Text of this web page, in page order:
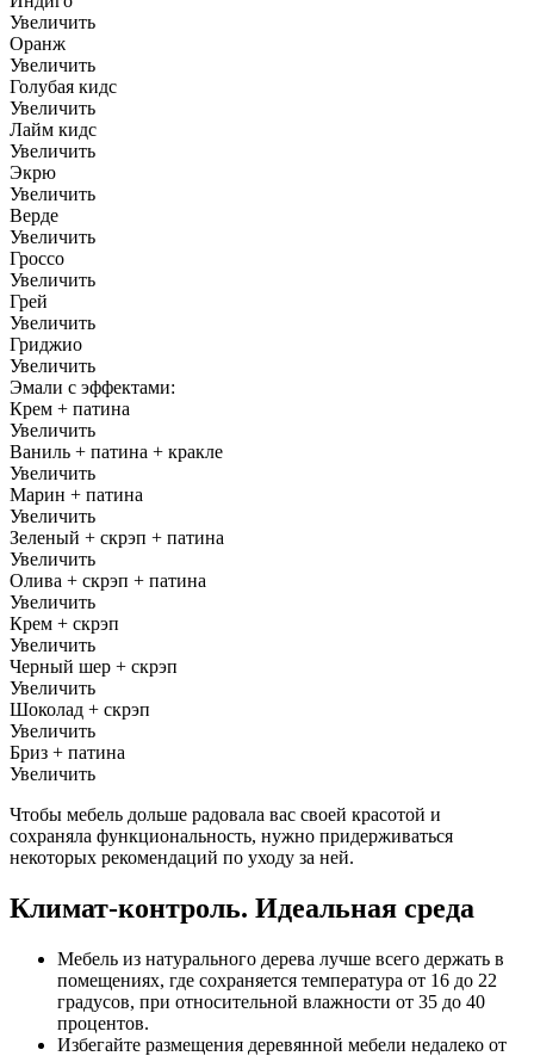
Увеличить
Оранж
Увеличить
Голубая кидс
Увеличить
Лайм кидс
Увеличить
Экрю
Увеличить
Верде
Увеличить
Гроссо
Увеличить
Грей
Увеличить
Гриджио
Увеличить
Эмали с эффектами:
Крем + патина
Увеличить
Ваниль + патина + кракле
Увеличить
Марин + патина
Увеличить
Зеленый + скрэп + патина
Увеличить
Олива + скрэп + патина
Увеличить
Крем + скрэп
Увеличить
Черный шер + скрэп
Увеличить
Шоколад + скрэп
Увеличить
Бриз + патина
Увеличить
Чтобы мебель дольше радовала вас своей красотой и
сохраняла функциональность, нужно придерживаться
некоторых рекомендаций по уходу за ней.
Климат-контроль. Идеальная среда
Мебель из натурального дерева лучше всего держать в
помещениях, где сохраняется температура от 16 до 22
градусов, при относительной влажности от 35 до 40
процентов.
Избегайте размещения деревянной мебели недалеко от